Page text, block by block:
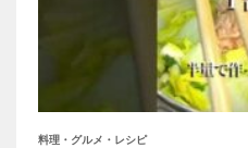
料理・グルメ・レシピ